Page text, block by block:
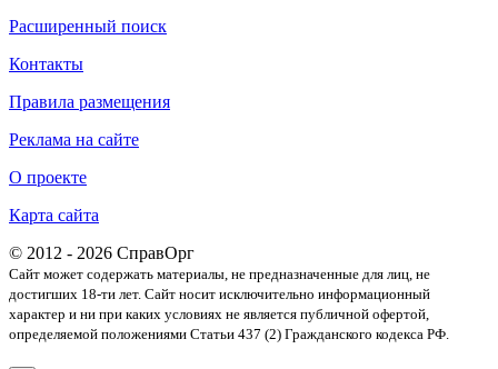
Расширенный поиск
Контакты
Правила размещения
Реклама на сайте
О проекте
Карта сайта
© 2012 - 2026 СправОрг
Сайт может содержать материалы, не предназначенные для лиц, не
достигших 18-ти лет. Cайт носит исключительно информационный
характер и ни при каких условиях не является публичной офертой,
определяемой положениями Статьи 437 (2) Гражданского кодекса РФ.